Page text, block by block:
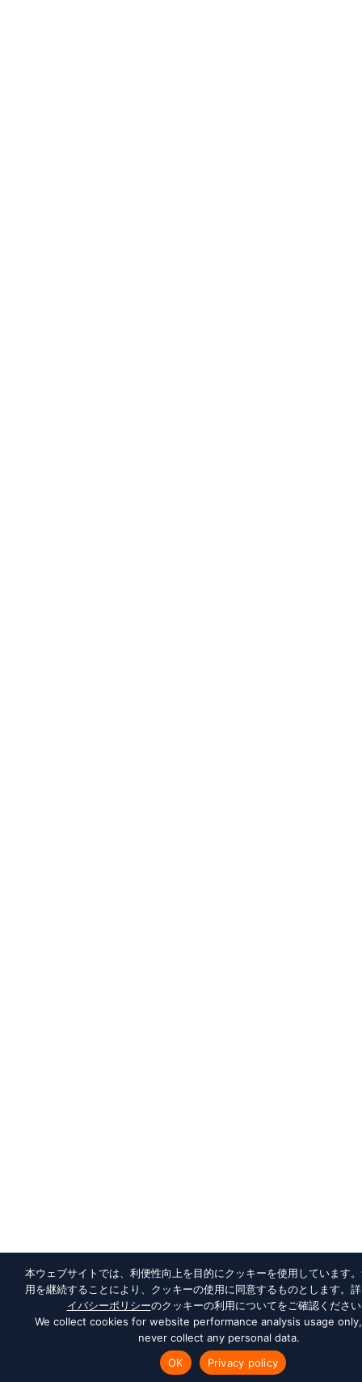
本ウェブサイトでは、利便性向上を目的にクッキーを使用しています
用を継続することにより、クッキーの使用に同意するものとします。
イバシーポリシーのクッキーの利用についてをご確認くださ
We collect cookies for website performance analysis usage
never collect any personal data.
OK
Privacy policy